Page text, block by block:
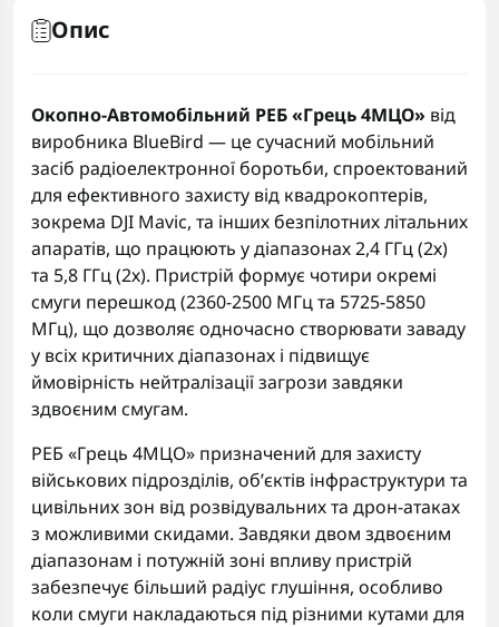
Опис
Окопно-Автомобільний РЕБ «Грець 4МЦО» від
виробника BlueBird — це сучасний мобільний
засіб радіоелектронної боротьби, спроектований
для ефективного захисту від квадрокоптерів,
зокрема DJI Mavic, та інших безпілотних літальних
апаратів, що працюють у діапазонах 2,4 ГГц (2х)
та 5,8 ГГц (2х). Пристрій формує чотири окремі
смуги перешкод (2360-2500 МГц та 5725-5850
МГц), що дозволяє одночасно створювати заваду
у всіх критичних діапазонах і підвищує
ймовірність нейтралізації загрози завдяки
здвоєним смугам.
РЕБ «Грець 4МЦО» призначений для захисту
військових підрозділів, об’єктів інфраструктури та
цивільних зон від розвідувальних та дрон-атаках
з можливими скидами. Завдяки двом здвоєним
діапазонам і потужній зоні впливу пристрій
забезпечує більший радіус глушіння, особливо
коли смуги накладаються під різними кутами для